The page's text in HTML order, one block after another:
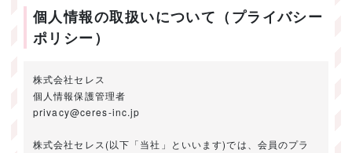
個人情報の取扱いについて（プライバシー
ポリシー）
株式会社セレス
個人情報保護管理者
privacy@ceres-inc.jp
株式会社セレス(以下「当社」といいます)では、会員のプラ